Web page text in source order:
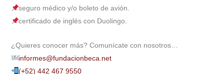
seguro médico y/o boleto de avión.
certificado de inglés con Duolingo.
¿Quieres conocer más? Comunícate con nosotros…
informes@fundacionbeca.net
(+52) 442 467 9550